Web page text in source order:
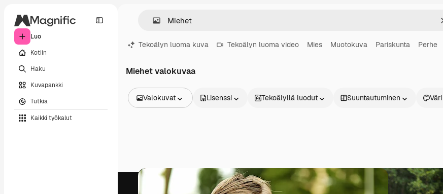
Luo
Kotiin
Haku
Kuvapankki
Tutkia
Kaikki työkalut
Tekoälyn luoma kuva Tekoälyn luoma video Mies Muotokuva Pariskunta Perhe
Miehet valokuvaa
Valokuvat
Videot
Videomateriaali
Liikegrafiikka
Lisenssi Tekoälyllä luodut Suuntautuminen Väri